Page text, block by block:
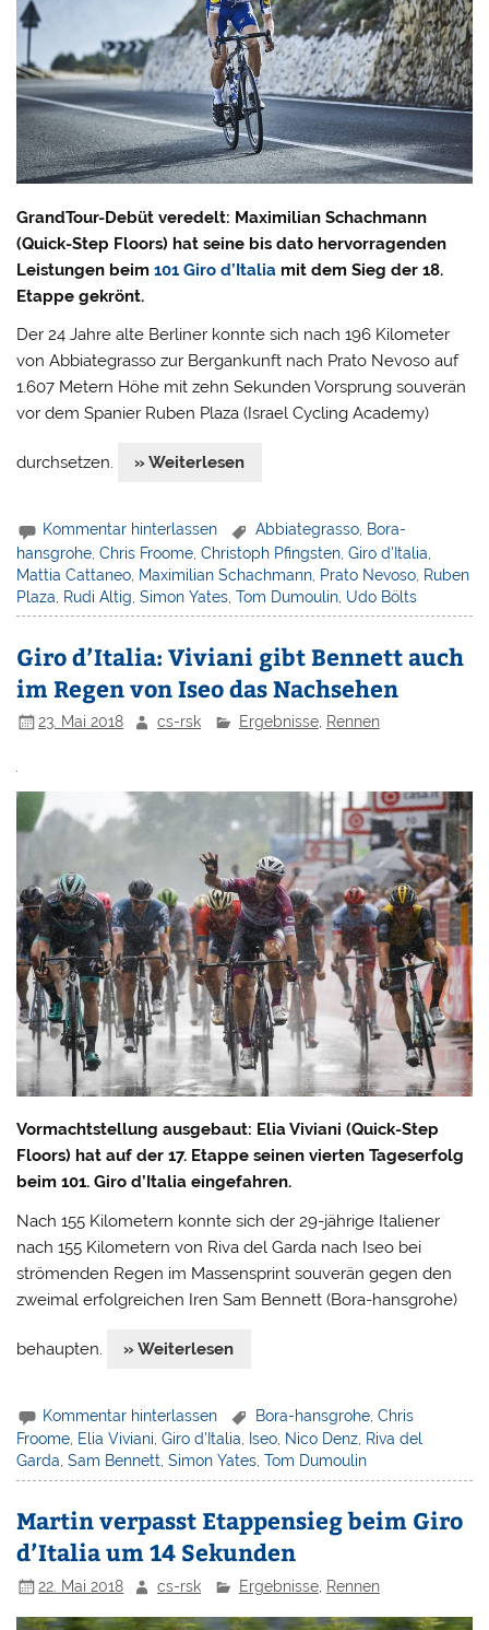
GrandTour-Debüt veredelt: Maximilian Schachmann
(Quick-Step Floors) hat seine bis dato hervorragenden
Leistungen beim101 Giro d’Italia mit dem Sieg der 18.
Etappe gekrönt.
Der 24 Jahre alte Berliner konnte sich nach 196 Kilometer
von Abbiategrasso zur Bergankunft nach Prato Nevoso auf
1.607 Metern Höhe mit zehn Sekunden Vorsprung souverän
vor dem Spanier Ruben Plaza (Israel Cycling Academy)
durchsetzen. » Weiterlesen
Kommentar hinterlassen Abbiategrasso Bora-
hansgrohe ,Chris Froome ,Christoph Pfingsten ,Giro d'Italia
Mattia Cattaneo Maximilian Schachmann Prato Nevoso Ruben
Plaza Rudi Altig ,Simon Yates ,Tom Dumoulin Udo Bölts
Giro d’Italia: Viviani gibt Bennett auch
im Regen von Iseo das Nachsehen
23. Mai 2018 cs-rsk Ergebnisse, Rennen
Vormachtstellung ausgebaut: Elia Viviani (Quick-Step
Floors) hat auf der 17. Etappe seinen vierten Tageserfolg
beim 101. Giro d’Italia eingefahren.
Nach 155 Kilometern konnte sich der 29-jährige Italiener
nach 155 Kilometern von Riva del Garda nach Iseo bei
strömenden Regen im Massensprint souverän gegen den
zweimal erfolgreichen Iren Sam Bennett (Bora-hansgrohe)
behaupten. » Weiterlesen
Kommentar hinterlassen Bora-hansgrohe ,Chris
Froome Elia Viviani ,Giro d'Italia Iseo Nico Denz Riva del
Garda ,Sam Bennett ,Simon Yates ,Tom Dumoulin
Martin verpasst Etappensieg beim Giro
d’Italia um 14 Sekunden
22. Mai 2018 cs-rsk Ergebnisse, Rennen